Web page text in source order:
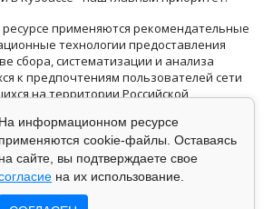
применяются рекомендательные
технологии предоставления
сбора, систематизации и анализа
к предпочтениям пользователей сети
на территории Российской
информация
Область, г.Кемерово, ул.Кузбасская
support@vse42.ru
На информационном ресурсе
применяются cookie-файлы. Оставаясь
на сайте, вы подтверждаете свое
на их использование.